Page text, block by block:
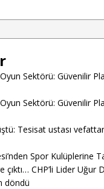
Sektörü: Güvenilir
Sektörü: Güvenilir
Tesisat ustası
Spor Kulüplerine
çıktı… CHP’li Lider Uğur
döndü